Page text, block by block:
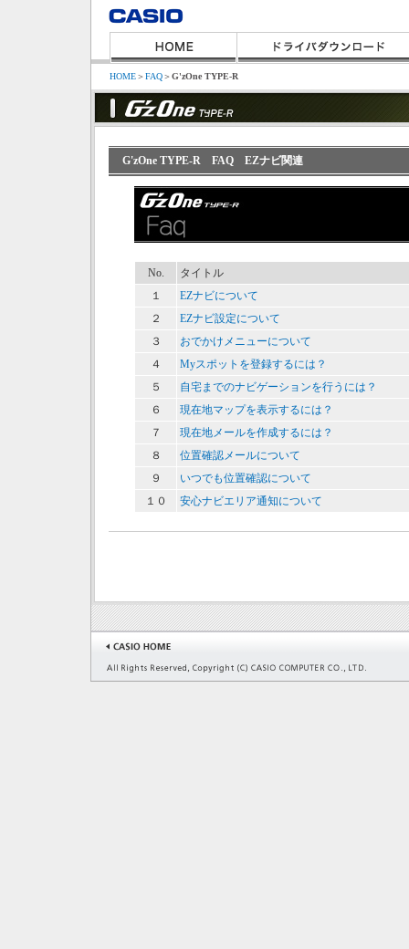
HOME＞FAQ＞G'zOne TYPE-R
G'zOne TYPE-R FAQ EZナビ関連
No.
タイトル
１
EZナビについて
２
EZナビ設定について
３
おでかけメニューについて
４
Myスポットを登録するには？
５
自宅までのナビゲーションを行うには？
６
現在地マップを表示するには？
７
現在地メールを作成するには？
８
位置確認メールについて
９
いつでも位置確認について
１０
安心ナビエリア通知について